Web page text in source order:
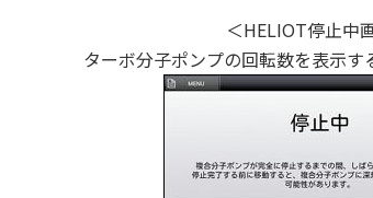
＜HELIOT停止中
ターボ分子ポンプの回転数を表示す